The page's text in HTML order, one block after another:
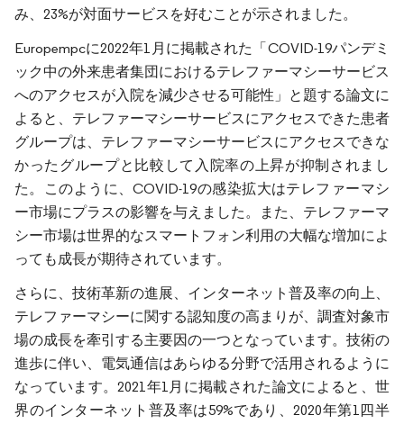
み、23%が対面サービスを好むことが示されました。
Europempcに2022年1月に掲載された「COVID-19パンデミ
ック中の外来患者集団におけるテレファーマシーサービス
へのアクセスが入院を減少させる可能性」と題する論文に
よると、テレファーマシーサービスにアクセスできた患者
グループは、テレファーマシーサービスにアクセスできな
かったグループと比較して入院率の上昇が抑制されまし
た。このように、COVID-19の感染拡大はテレファーマシ
ー市場にプラスの影響を与えました。また、テレファーマ
シー市場は世界的なスマートフォン利用の大幅な増加によ
っても成長が期待されています。
さらに、技術革新の進展、インターネット普及率の向上、
テレファーマシーに関する認知度の高まりが、調査対象市
場の成長を牽引する主要因の一つとなっています。技術の
進歩に伴い、電気通信はあらゆる分野で活用されるように
なっています。2021年1月に掲載された論文によると、世
界のインターネット普及率は59%であり、2020年第1四半